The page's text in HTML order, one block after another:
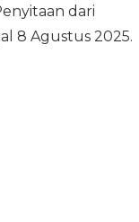
dari
8 Agustus 2025.